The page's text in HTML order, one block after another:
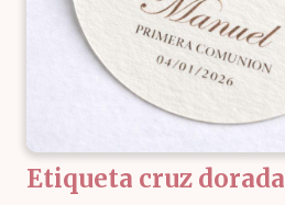
Etiqueta cruz dorada